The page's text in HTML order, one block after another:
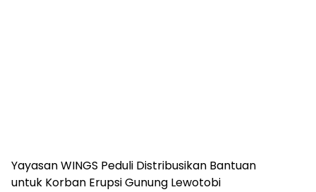
Yayasan WINGS Peduli Distribusikan Bantuan
untuk Korban Erupsi Gunung Lewotobi